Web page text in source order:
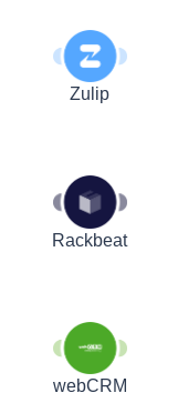
Zulip
Rackbeat
webCRM